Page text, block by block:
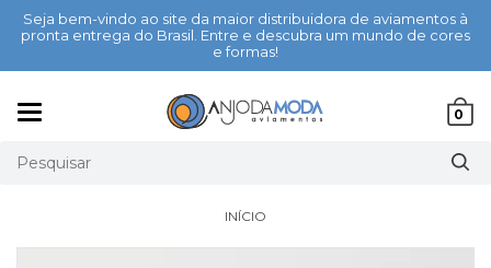
Seja bem-vindo ao site da maior distribuidora de aviamentos à
pronta entrega do Brasil. Entre e descubra um mundo de cores
e formas!
0
INÍCIO